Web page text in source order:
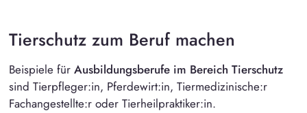
Tierschutz zum Beruf machen
Beispiele für Ausbildungsberufe im Bereich Tierschutz
sind Tierpfleger:in, Pferdewirt:in, Tiermedizinische:r
Fachangestellte:r oder Tierheilpraktiker:in.